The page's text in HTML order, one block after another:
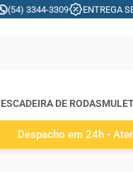
(54) 3344-3309 ENTREGA
CADEIRA DE RODAS
Despacho em 24h -